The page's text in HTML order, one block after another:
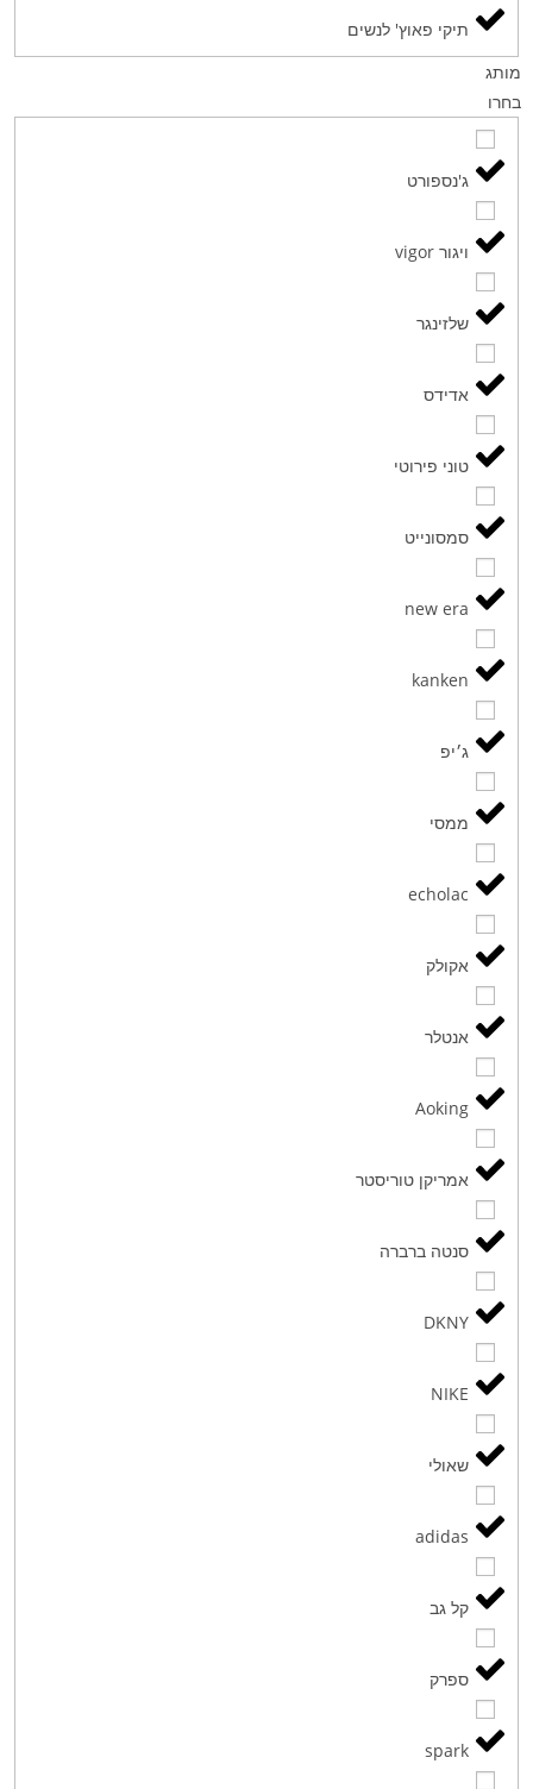
תיקי פאוץ' לנשים
מותג
בחרו
ג'נספורט
ויגור vigor
שלזינגר
אדידס
טוני פירוטי
סמסונייט
new era
kanken
ג׳יפ
ממסי
echolac
אקולק
אנטלר
Aoking
אמריקן טוריסטר
סנטה ברברה
DKNY
NIKE
שאולי
adidas
קל גב
ספרק
spark